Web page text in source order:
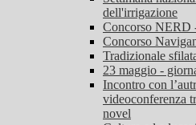
dell'irrigazione
Concorso NERD
Concorso
Tradizionale
23 maggio -
Incontro con
videoconferenza
novel